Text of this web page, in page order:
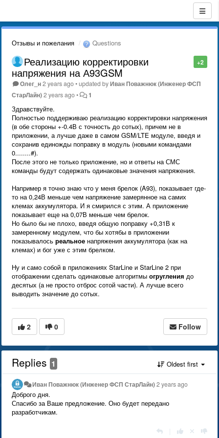
Отзывы и пожелания Questions
+2
Реализацию корректировки
напряжения на А93GSM
Олег_н2 years ago•updated byИван Поважнюк (Инженер ФСП
СтарЛайн)2 years ago• 1
Здравствуйте.
Полностью поддерживаю реализацию корректировки напряжения
(в обе стороны +-0.4В с точность до сотых), причем не в
приложении, а лучше даже в самом GSM/LTE модуле, введя и
сохранив единожды поправку в модуль (новыми командами
0........#).
После этого не только приложение, но и ответы на СМС
команды будут содержать одинаковые значения напряжения.
Например я точно знаю что у меня брелок (A93), показывает где-
то на 0,24В меньше чем напряжение замерянное на самих
клемах аккумулятора. И я смирился с этим. А приложение
показывает еще на 0,07В меньше чем брелок.
Но было бы не плохо, введя общую поправку +0,31В к
замеренному модулем, что бы хотябы в приложении
показывалось реальное напряжения аккумулятора (как на
клемах) и бог уже с этим брелком.
Ну и само собой в приложениях StarLine и StarLine 2 при
отображении сделать одинаковые алгоритмы огругления до
десятых (а не просто отброс сотой части). А лучше всего
выводить значение до сотых.
2 0 Follow
Replies 1 Oldest first
Иван Поважнюк (Инженер ФСП СтарЛайн)2 years ago
Доброго дня.
Спасибо за Ваше предложение. Оно будет передано
разработчикам.